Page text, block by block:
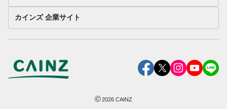
カインズ 企業サイト
©2026 CAINZ